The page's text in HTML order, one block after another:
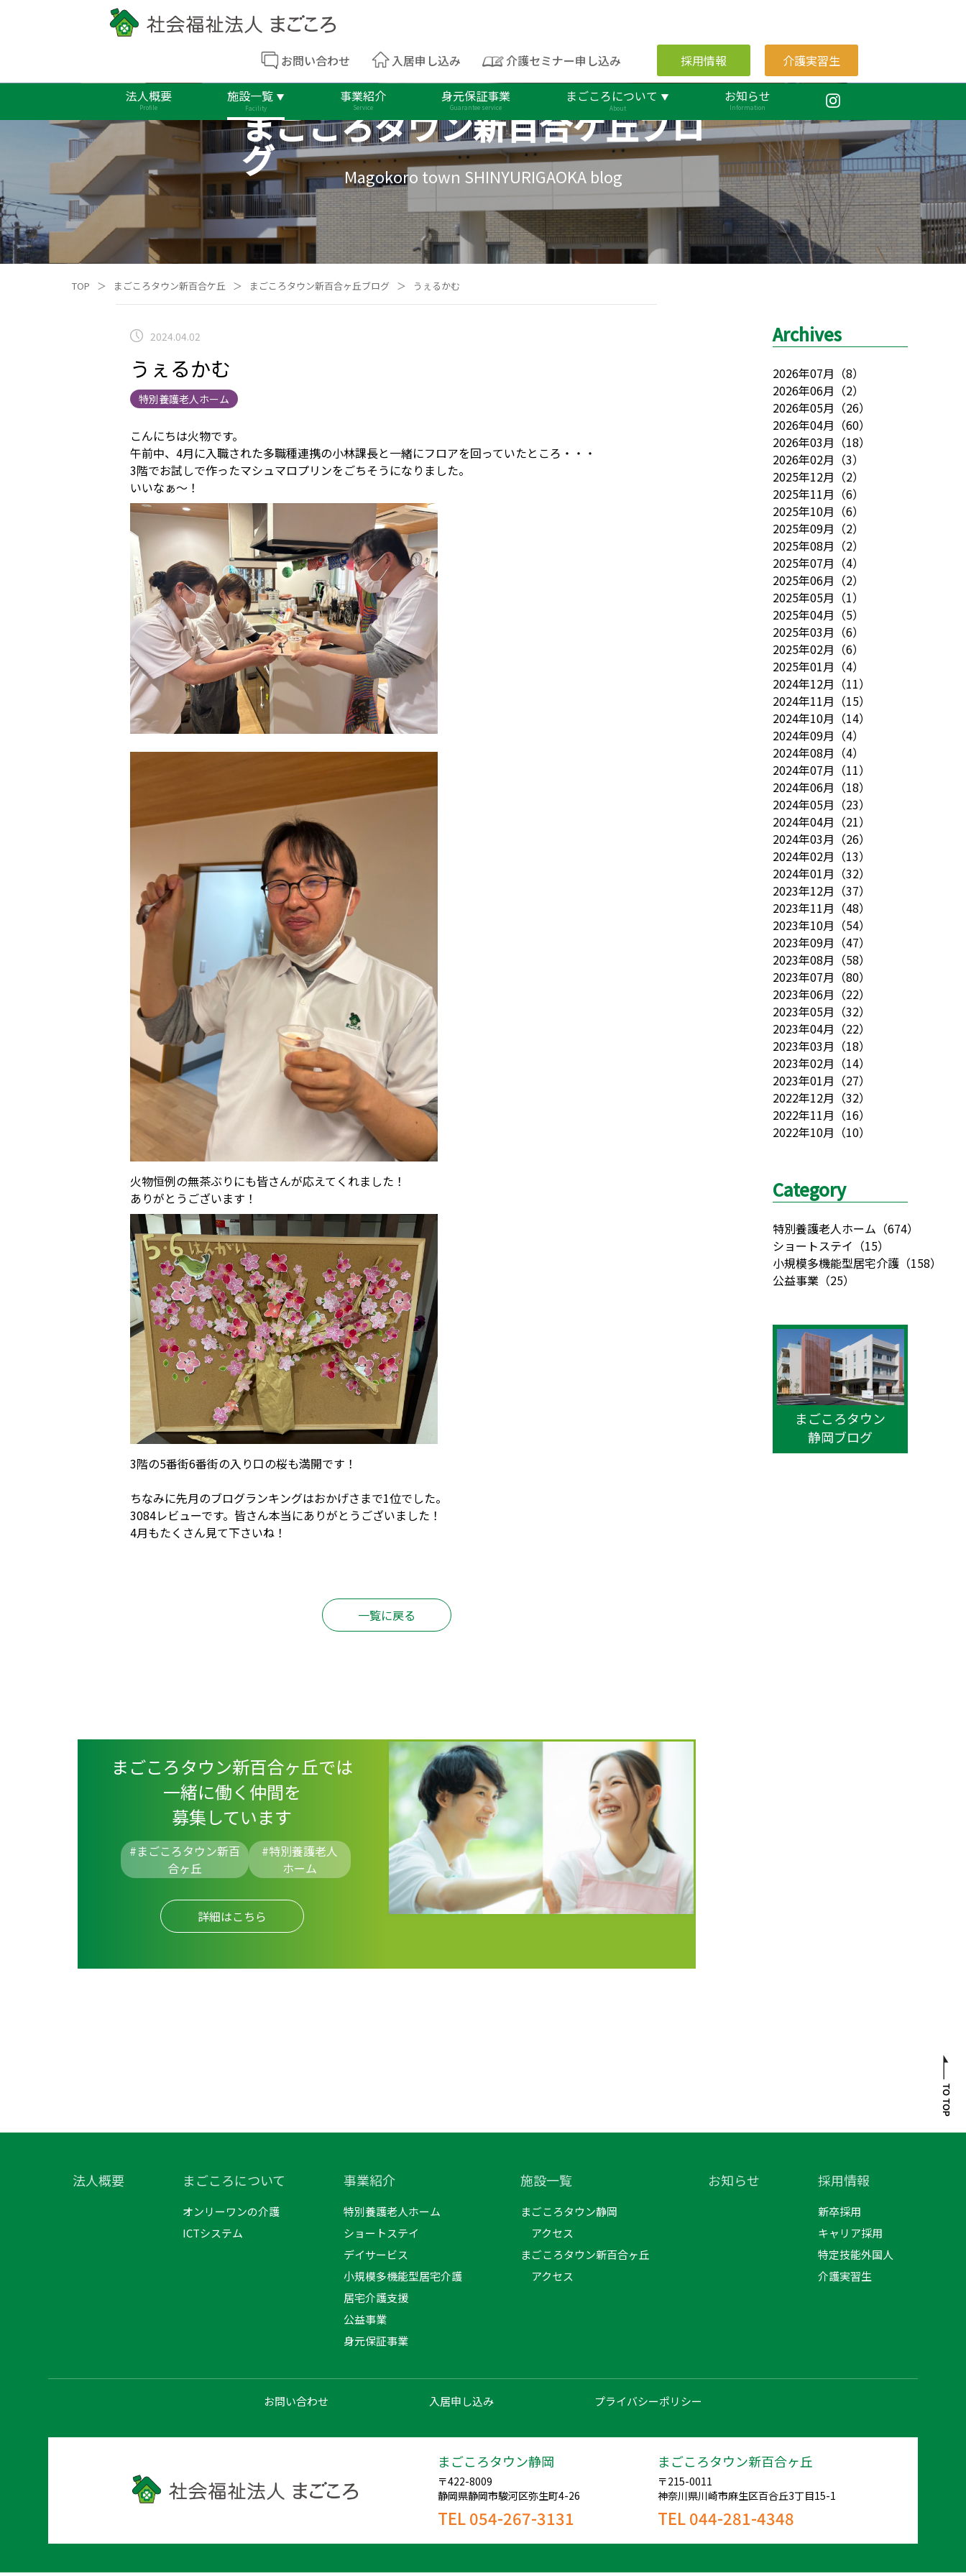
お問い合わせ 入居申し込み 介護セミナー申し込み 採用情報 介護実習生
法人概要
Profile
施設一覧
Facility
事業紹介
Service
身元保証事業
Guarantee service
まごころについて
About
お知らせ
Information
まごころタウン新百合ケ丘ブロ
グ Magokoro town SHINYURIGAOKA blog
TOP ＞ まごころタウン新百合ケ丘 ＞ まごころタウン新百合ヶ丘ブログ ＞ うぇるかむ
2024.04.02
うぇるかむ
特別養護老人ホーム
こんにちは火物です。
午前中、4月に入職された多職種連携の小林課長と一緒にフロアを回っていたところ・・・
3階でお試しで作ったマシュマロプリンをごちそうになりました。
いいなぁ～！
火物恒例の無茶ぶりにも皆さんが応えてくれました！
ありがとうございます！
3階の5番街6番街の入り口の桜も満開です！
ちなみに先月のブログランキングはおかげさまで1位でした。
3084レビューです。皆さん本当にありがとうございました！
4月もたくさん見て下さいね！
一覧に戻る
まごころタウン新百合ヶ丘では
一緒に働く仲間を
募集しています
#まごころタウン新百
合ヶ丘
#特別養護老人
ホーム
詳細はこちら
Archives
2026年07月 （8）
2026年06月 （2）
2026年05月 （26）
2026年04月 （60）
2026年03月 （18）
2026年02月 （3）
2025年12月 （2）
2025年11月 （6）
2025年10月 （6）
2025年09月 （2）
2025年08月 （2）
2025年07月 （4）
2025年06月 （2）
2025年05月 （1）
2025年04月 （5）
2025年03月 （6）
2025年02月 （6）
2025年01月 （4）
2024年12月 （11）
2024年11月 （15）
2024年10月 （14）
2024年09月 （4）
2024年08月 （4）
2024年07月 （11）
2024年06月 （18）
2024年05月 （23）
2024年04月 （21）
2024年03月 （26）
2024年02月 （13）
2024年01月 （32）
2023年12月 （37）
2023年11月 （48）
2023年10月 （54）
2023年09月 （47）
2023年08月 （58）
2023年07月 （80）
2023年06月 （22）
2023年05月 （32）
2023年04月 （22）
2023年03月 （18）
2023年02月 （14）
2023年01月 （27）
2022年12月 （32）
2022年11月 （16）
2022年10月 （10）
Category
特別養護老人ホーム （674）
ショートステイ （15）
小規模多機能型居宅介護 （158）
公益事業 （25）
まごころタウン
静岡ブログ
法人概要 まごころについて
オンリーワンの介護
ICTシステム
事業紹介
特別養護老人ホーム
ショートステイ
デイサービス
小規模多機能型居宅介護
居宅介護支援
公益事業
身元保証事業
施設一覧
まごころタウン静岡
アクセス
まごころタウン新百合ヶ丘
アクセス
お知らせ 採用情報
新卒採用
キャリア採用
特定技能外国人
介護実習生
お問い合わせ 入居申し込み プライバシーポリシー
まごころタウン静岡
〒422-8009
静岡県静岡市駿河区弥生町4-26
TEL 054-267-3131
まごころタウン新百合ヶ丘
〒215-0011
神奈川県川崎市麻生区百合丘3丁目15-1
TEL 044-281-4348